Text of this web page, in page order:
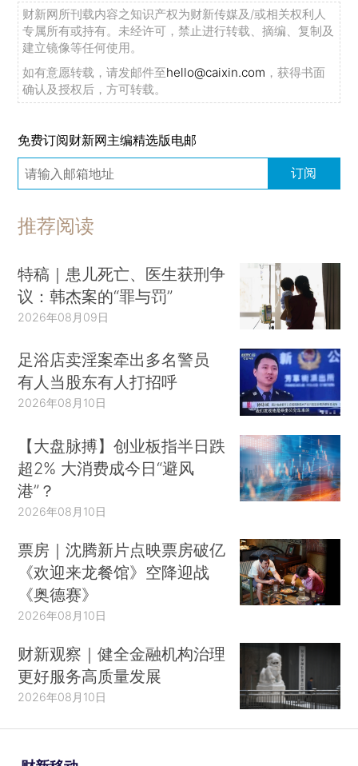
财新网所刊载内容之知识产权为财新传媒及/或相关权利人
专属所有或持有。未经许可，禁止进行转载、摘编、复制及
建立镜像等任何使用。
如有意愿转载，请发邮件至hello@caixin.com ，获得书面
确认及授权后，方可转载。
免费订阅财新网主编精选版电邮
订阅
推荐阅读
特稿｜患儿死亡、医生获刑争
议：韩杰案的“罪与罚”
2026年08月09日
足浴店卖淫案牵出多名警员
有人当股东有人打招呼
2026年08月10日
【大盘脉搏】创业板指半日跌
超2% 大消费成今日“避风
港”？
2026年08月10日
票房｜沈腾新片点映票房破亿
《欢迎来龙餐馆》空降迎战
《奥德赛》
2026年08月10日
财新观察｜健全金融机构治理
更好服务高质量发展
2026年08月10日